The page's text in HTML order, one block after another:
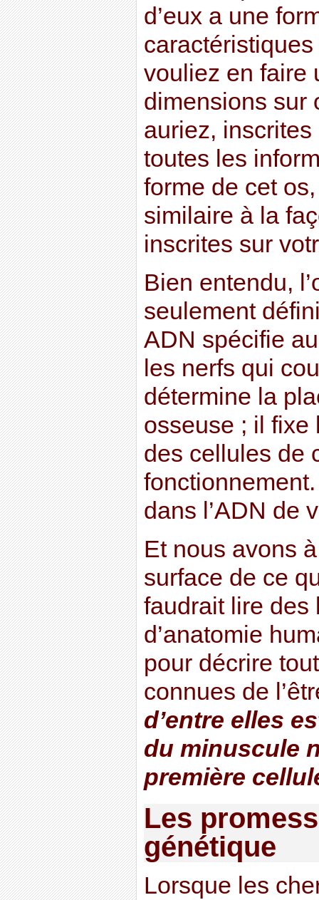
d’eux a une
vouliez en faire
dimensions sur
auriez,
toutes les
forme de cet
similaire à la
inscrites sur
Bien entendu,
seulement
ADN spécifie
les nerfs qui
détermine la
osseuse ; il fixe
des cellules de
dans l’ADN de
Et nous avons
surface de ce
faudrait lire des
d’anatomie
pour décrire
connues de
d’entre elles
du minuscule
première
Les
génétique
Lorsque les